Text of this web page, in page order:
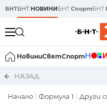
БНТБНТ НОВИНИБНТСпортБНТ
НовиниСвятСпорт
НАЗАД
Начало Формула 1 Други